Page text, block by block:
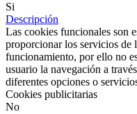
Si
Descripción
Las cookies funcionales son
proporcionar los servicios de
funcionamiento, por ello no
usuario la navegación a
diferentes opciones o
Cookies publicitarias
No